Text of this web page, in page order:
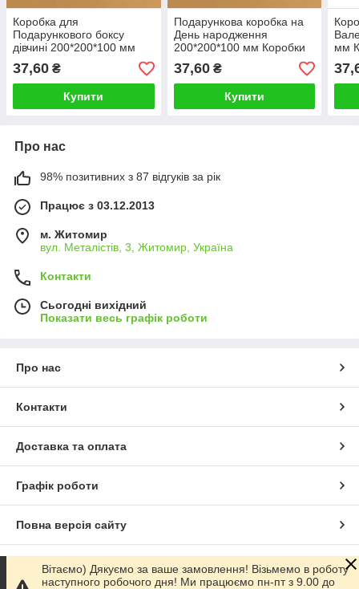
Коробка для
Подарункового боксу
дівчині 200*200*100 мм
Коробка на День святого
Валентина
37,60 ₴
Купити
Подарункова коробка на
День народження
200*200*100 мм Коробки
під подарункові бокси для
дітей підлітків
37,60₴
Купити
мм
Про нас
98% позитивних з 87 відгуків за рік
Працює з 03.12.2013
м. Житомир
вул. Металістів, 3, Житомир, Україна
Контакти
Сьогодні вихідний
Показати весь графік роботи
Про нас
Контакти
Доставка та оплата
Графік роботи
Повна версія сайту
Сайт створено на маркетплейсіProm.ua
Вітаємо) Дякуємо за ваше замовлення! Візьмемо в роботу
наступного робочого дня! Ми працюємо пн-пт з 9.00 до